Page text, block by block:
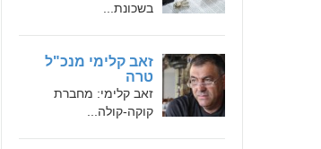
בשכונת...
זאב קלימי מנכ"ל
טרה
זאב קלימי: מחברת
קוקה-קולה...